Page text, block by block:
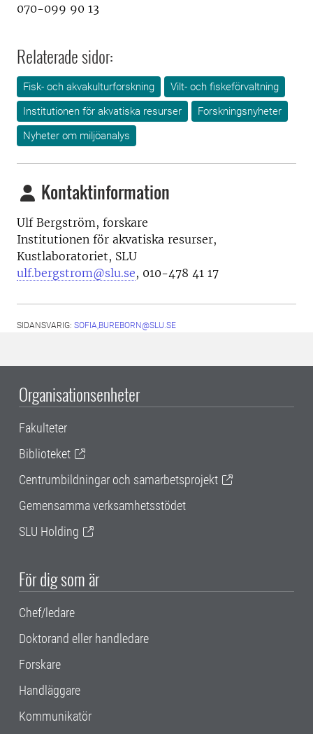
070-099 90 13
Relaterade sidor:
Fisk- och akvakulturforskning
Vilt- och fiskeförvaltning
Institutionen för akvatiska resurser
Forskningsnyheter
Nyheter om miljöanalys
Kontaktinformation
Ulf Bergström, forskare
Institutionen för akvatiska resurser,
Kustlaboratoriet, SLU
ulf.bergstrom@slu.se, 010-478 41 17
SIDANSVARIG: SOFIA,BUREBORN@SLU.SE
Organisationsenheter
Fakulteter
Biblioteket
Centrumbildningar och samarbetsprojekt
Gemensamma verksamhetsstödet
SLU Holding
För dig som är
Chef/ledare
Doktorand eller handledare
Forskare
Handläggare
Kommunikatör